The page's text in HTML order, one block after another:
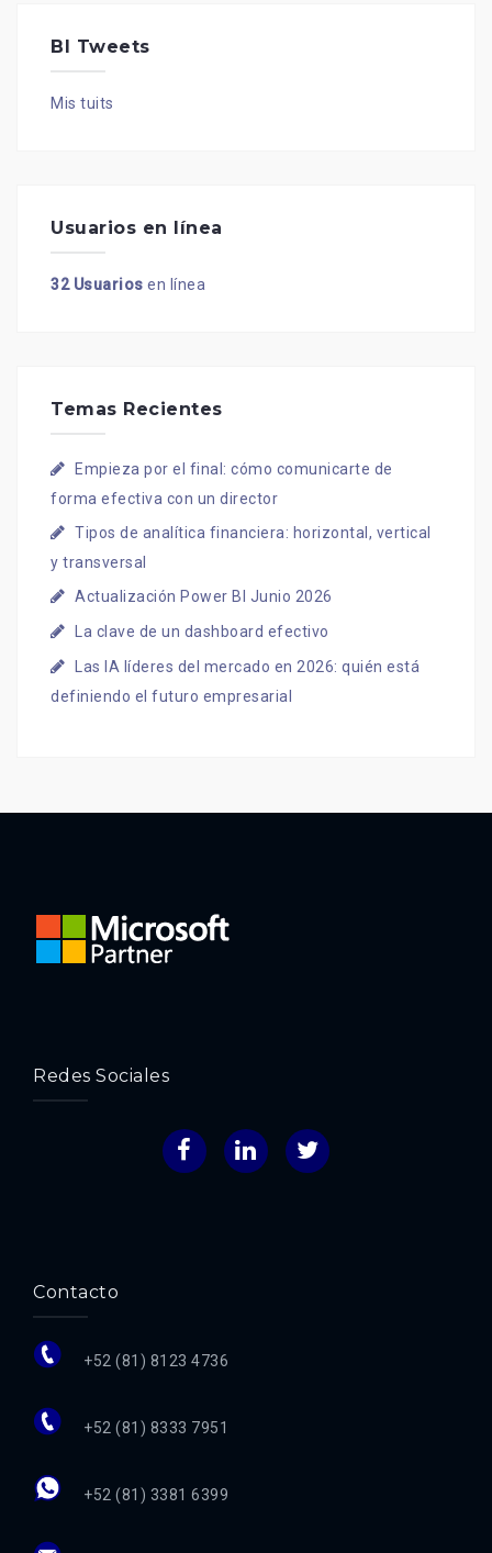
BI Tweets
Mis tuits
Usuarios en línea
32 Usuarios en línea
Temas Recientes
Empieza por el final: cómo comunicarte de
forma efectiva con un director
Tipos de analítica financiera: horizontal, vertical
y transversal
Actualización Power BI Junio 2026
La clave de un dashboard efectivo
Las IA líderes del mercado en 2026: quién está
definiendo el futuro empresarial
Redes Sociales
FacebookLinkedInTwitter
Contacto
+52 (81) 8123 4736
+52 (81) 8333 7951
+52 (81) 3381 6399